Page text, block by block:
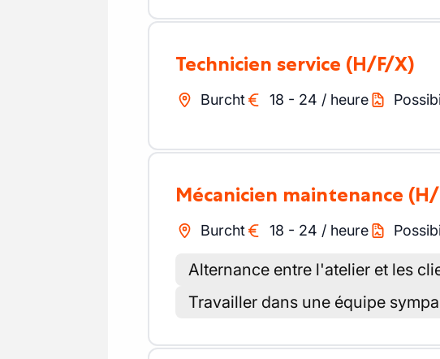
Technicien service (H/F/X)
Burcht 18 - 24 / heure
Mécanicien maintenance
Burcht 18 - 24 / heure
Alternance entre l'atelier et les
Travailler dans une équipe